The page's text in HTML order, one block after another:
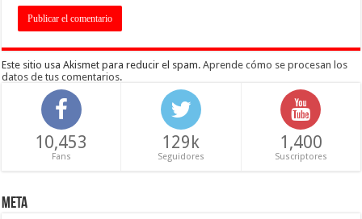
Este sitio usa Akismet para reducir el spam.Aprende cómo se procesan los
datos de tus comentarios.
10,453
Fans
129k
Seguidores
1,400
Suscriptores
Meta